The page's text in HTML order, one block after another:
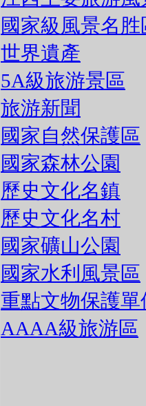
國家級風景名胜
世界遺產
5A級旅游景區
旅游新聞
國家自然保護區
國家森林公園
歷史文化名鎮
歷史文化名村
國家礦山公園
國家水利風景區
重點文物保護單
AAAA級旅游區